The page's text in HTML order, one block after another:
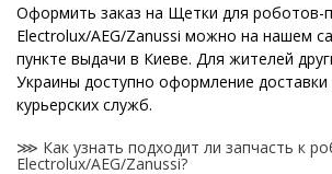
Оформить заказ на Щетки для роботов-
Electrolux/AEG/Zanussi можно на нашем
пункте выдачи в Киеве. Для жителей
Украины доступно оформление доставки
курьерских служб.
⋙ Как узнать подходит ли запчасть к
Electrolux/AEG/Zanussi?